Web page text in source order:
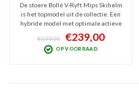
De stoere Bollé V-Ryft Mips Skihelm
is het topmodel uit de collectie. Een
hybride model met optimale actieve
ventilatie, MIPS Protection en
perfect zicht door het meekleurende
vizier (Cat. 1-3). Witte, high-end
€399,00 €239,00
OP VOORRAAD